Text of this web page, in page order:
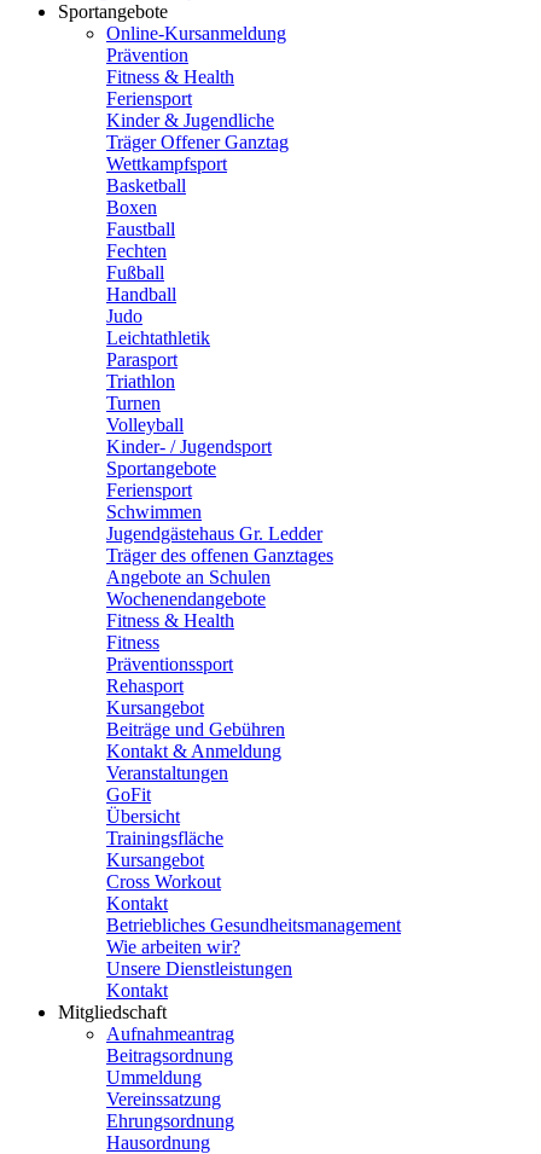
Sportangebote
Online-Kursanmeldung
Prävention
Fitness & Health
Feriensport
Kinder & Jugendliche
Träger Offener Ganztag
Wettkampfsport
Basketball
Boxen
Faustball
Fechten
Fußball
Handball
Judo
Leichtathletik
Parasport
Triathlon
Turnen
Volleyball
Kinder- / Jugendsport
Sportangebote
Feriensport
Schwimmen
Jugendgästehaus Gr. Ledder
Träger des offenen Ganztages
Angebote an Schulen
Wochenendangebote
Fitness & Health
Fitness
Präventionssport
Rehasport
Kursangebot
Beiträge und Gebühren
Kontakt & Anmeldung
Veranstaltungen
GoFit
Übersicht
Trainingsfläche
Kursangebot
Cross Workout
Kontakt
Betriebliches Gesundheitsmanagement
Wie arbeiten wir?
Unsere Dienstleistungen
Kontakt
Mitgliedschaft
Aufnahmeantrag
Beitragsordnung
Ummeldung
Vereinssatzung
Ehrungsordnung
Hausordnung